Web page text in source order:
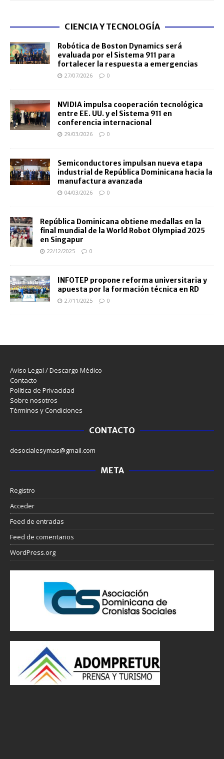
CIENCIA Y TECNOLOGÍA
Robótica de Boston Dynamics será
evaluada por el Sistema 911 para
fortalecer la respuesta a emergencias
27/07/2026 0
NVIDIA impulsa cooperación tecnológica
entre EE. UU. y el Sistema 911 en
conferencia internacional
29/03/2026 0
Semiconductores impulsan nueva etapa
industrial de República Dominicana hacia la
manufactura avanzada
04/03/2026 0
República Dominicana obtiene medallas en la
final mundial de la World Robot Olympiad 2025
en Singapur
22/12/2025 0
INFOTEP propone reforma universitaria y
apuesta por la formación técnica en RD
27/11/2025 0
Aviso Legal / Descargo Médico
Contacto
Política de Privacidad
Sobre nosotros
Términos y Condiciones
CONTACTO
desocialesymas@gmail.com
META
Registro
Acceder
Feed de entradas
Feed de comentarios
WordPress.org